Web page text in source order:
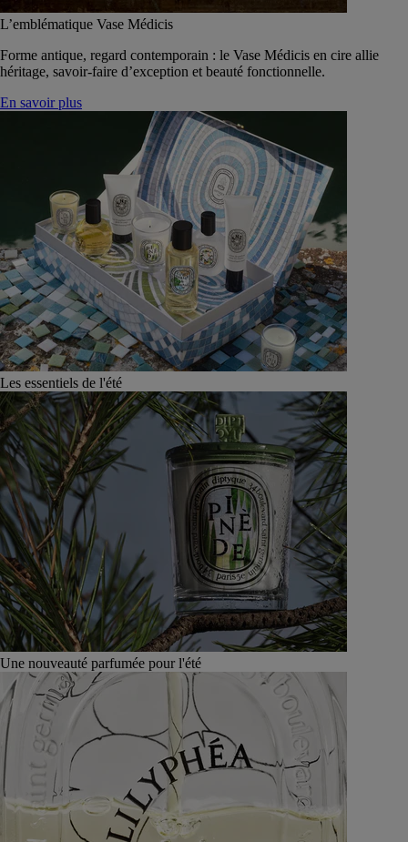
L’emblématique Vase Médicis
Forme antique, regard contemporain : le Vase Médicis en cire allie
héritage, savoir-faire d’exception et beauté fonctionnelle.
En savoir plus
Les essentiels de l'été
Une nouveauté parfumée pour l'été